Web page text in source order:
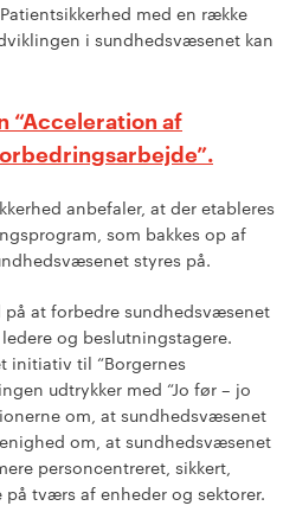
med en række
i sundhedsvæsenet kan
“Acceleration af
anbefaler, at der etableres
som bakkes op af
styres på.
at forbedre sundhedsvæsenet
og beslutningstagere.
initiativ til “Borgernes
udtrykker med “Jo før – jo
om, at sundhedsvæsenet
om, at sundhedsvæsenet
personcentreret, sikkert,
tværs af enheder og sektorer.